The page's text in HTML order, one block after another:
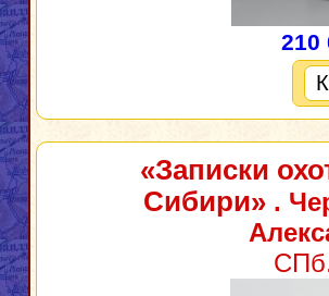
210
«Записки
Сибири».